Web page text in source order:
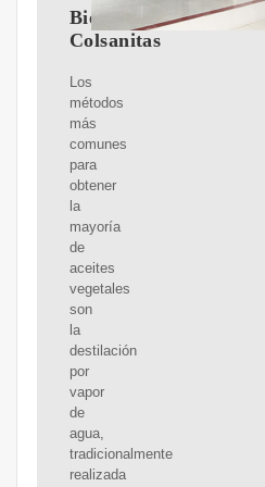
Bienestar
Colsanitas
Los
métodos
más
comunes
para
obtener
la
mayoría
de
aceites
vegetales
son
la
destilación
por
vapor
de
agua,
tradicionalmente
realizada